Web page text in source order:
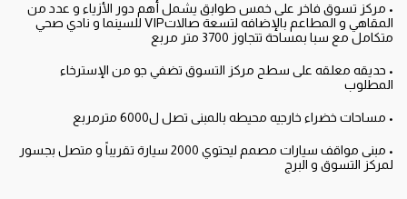
• مركز تسوق فاخر على خمس طوابق يشمل أهم دور الأزياء و عدد من
المقاهي و المطاعم بالإضافه لتسعة صالاتVIP للسينما و نادي صحي
متكامل مع سبا بمساحة تتجاوز 3700 متر مربع
• حديقه معلقه على سطح مركز التسوق تضفي جو من الإسترخاء
المطلوب
• مساحات خضراء خارجيه محيطه بالمبنى تصل ل6000 مترمربع
• مبنى مواقف سيارات مصمم ليحتوي 2000 سيارة تقريباً و متصل بجسور
لمركز التسوق و البرج